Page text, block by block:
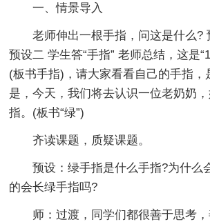
一、情景导入
老师伸出一根手指，问这是什么?
预设二 学生答“手指” 老师总结，这是
(板书手指)，请大家看看自己的手指，
是，今天，我们将去认识一位老奶奶
指。(板书“绿”)
齐读课题，质疑课题。
预设：绿手指是什么手指?为什么
的会长绿手指吗?
师：过渡，同学们都很善于思考